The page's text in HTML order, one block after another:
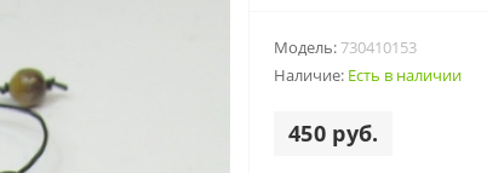
Модель:730410153
Наличие: Есть в наличии
450 руб.